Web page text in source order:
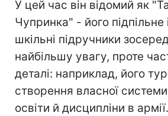
У цей час він відомий як
Чупринка" - його підпільне
шкільні підручники
найбільшу увагу, проте
деталі: наприклад, його
створення власної
освіти й дисципліни в армії.